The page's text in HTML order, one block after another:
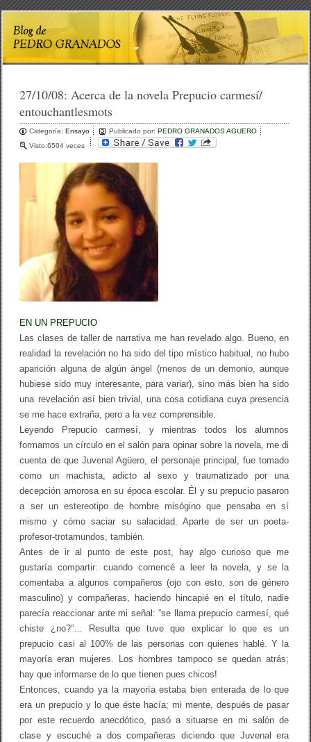
27/10/08:Acerca de la novela Prepucio carmesí/
entouchantlesmots
Categoría:Ensayo Publicado por:PEDRO GRANADOS AGUERO
Visto:6504 veces
EN UN PREPUCIO
Las clases de taller de narrativa me han revelado algo. Bueno, en
realidad la revelación no ha sido del tipo místico habitual, no hubo
aparición alguna de algún ángel (menos de un demonio, aunque
hubiese sido muy interesante, para variar), sino más bien ha sido
una revelación así bien trivial, una cosa cotidiana cuya presencia
se me hace extraña, pero a la vez comprensible.
Leyendo Prepucio carmesí, y mientras todos los alumnos
formamos un círculo en el salón para opinar sobre la novela, me di
cuenta de que Juvenal Agüero, el personaje principal, fue tomado
como un machista, adicto al sexo y traumatizado por una
decepción amorosa en su época escolar. Él y su prepucio pasaron
a ser un estereotipo de hombre misógino que pensaba en sí
mismo y cómo saciar su salacidad. Aparte de ser un poeta-
profesor-trotamundos, también.
Antes de ir al punto de este post, hay algo curioso que me
gustaría compartir: cuando comencé a leer la novela, y se la
comentaba a algunos compañeros (ojo con esto, son de género
masculino) y compañeras, haciendo hincapié en el título, nadie
parecía reaccionar ante mi señal: “se llama prepucio carmesí, qué
chiste ¿no?”… Resulta que tuve que explicar lo que es un
prepucio casi al 100% de las personas con quienes hablé. Y la
mayoría eran mujeres. Los hombres tampoco se quedan atrás;
hay que informarse de lo que tienen pues chicos!
Entonces, cuando ya la mayoría estaba bien enterada de lo que
era un prepucio y lo que éste hacía; mi mente, después de pasar
por este recuerdo anecdótico, pasó a situarse en mi salón de
clase y escuché a dos compañeras diciendo que Juvenal era